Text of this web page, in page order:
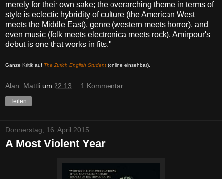
merely for their own sake; the overarching theme in terms of
style is eclectic hybridity of culture (the American West
meets the Middle East), genre (western meets horror), and
even music (folk meets electronica meets rock). Amirpour's
debut is one that works in fits."
Ganze Kritik auf The Zurich English Student (online einsehbar).
Alan_Mattli um 22:13 1 Kommentar:
Teilen
Donnerstag, 16. April 2015
A Most Violent Year